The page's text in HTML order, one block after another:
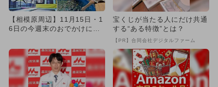
【相模原周辺】11月15日・1
6日の今週末のおでかけにも
宝くじが当たる人にだけ共通
する“ある特徴”とは？
【PR】合同会社デジタルファーム